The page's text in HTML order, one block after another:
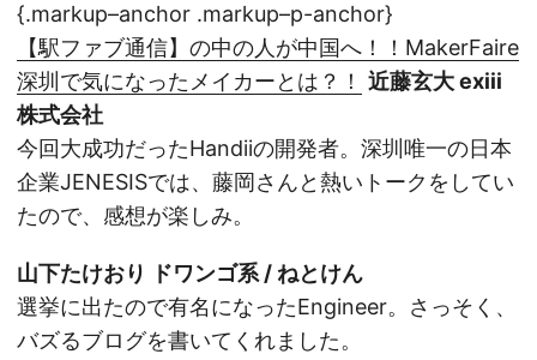
{.markup–anchor .markup–p-anchor}
【駅ファブ通信】の中の人が中国へ！！MakerFaire
深圳で気になったメイカーとは？！
近藤玄大 exiii
株式会社
今回大成功だったHandiiの開発者。深圳唯一の日本
企業JENESISでは、藤岡さんと熱いトークをしてい
たので、感想が楽しみ。
山下たけおり ドワンゴ系 / ねとけん
選挙に出たので有名になったEngineer。さっそく、
バズるブログを書いてくれました。